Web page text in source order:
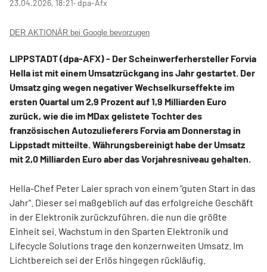
23.04.2026, 18:21‧ dpa-Afx
DER AKTIONÄR bei Google bevorzugen
LIPPSTADT (dpa-AFX) - Der Scheinwerferhersteller Forvia
Hellaist mit einem Umsatzrückgang ins Jahr gestartet. Der
Umsatz ging wegen negativer Wechselkurseffekte im
ersten Quartal um 2,9 Prozent auf 1,9 Milliarden Euro
zurück, wie die im MDax gelistete Tochter des
französischen Autozulieferers Forviaam Donnerstag in
Lippstadt mitteilte. Währungsbereinigt habe der Umsatz
mit 2,0 Milliarden Euro aber das Vorjahresniveau gehalten.
Hella-Chef Peter Laier sprach von einem "guten Start in das
Jahr". Dieser sei maßgeblich auf das erfolgreiche Geschäft
in der Elektronik zurückzuführen, die nun die größte
Einheit sei. Wachstum in den Sparten Elektronik und
Lifecycle Solutions trage den konzernweiten Umsatz. Im
Lichtbereich sei der Erlös hingegen rückläufig.